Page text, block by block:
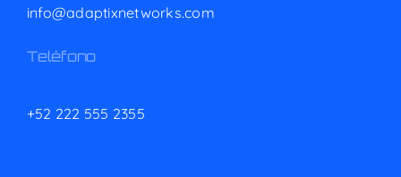
info@adaptixnetworks.com
Teléfono
+52 222 555 2355